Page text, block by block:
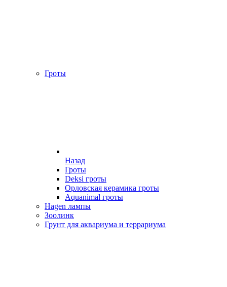
Гроты
Назад
Гроты
Deksi гроты
Орловская керамика гроты
Aquanimal гроты
Hagen лампы
Зоолинк
Грунт для аквариума и террариума